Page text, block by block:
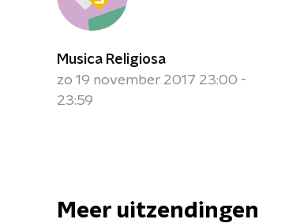
Musica Religiosa
zo 19 november 2017 23:00 -
23:59
Meer uitzendingen